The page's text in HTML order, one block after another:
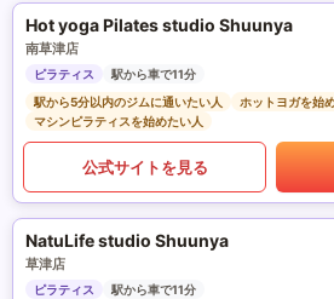
Hot yoga Pilates studio Shuunya
南草津店
ピラティス
駅から車で11分
駅から5分以内のジムに通いたい人
ホットヨガを始
マシンピラティスを始めたい人
公式サイトを見る
NatuLife studio Shuunya
草津店
ピラティス
駅から車で11分